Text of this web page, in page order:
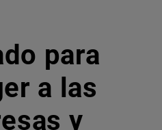
para
a las
y